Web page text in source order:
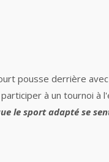
pousse derrière
à un tournoi à
le sport adapté se